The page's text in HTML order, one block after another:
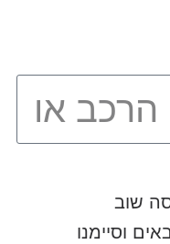
שוב
וסיימנו